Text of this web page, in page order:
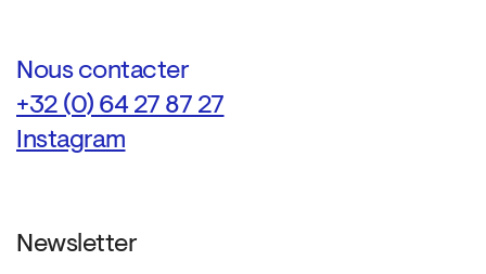
Nous contacter
+32 (0) 64 27 87 27
Instagram
Newsletter